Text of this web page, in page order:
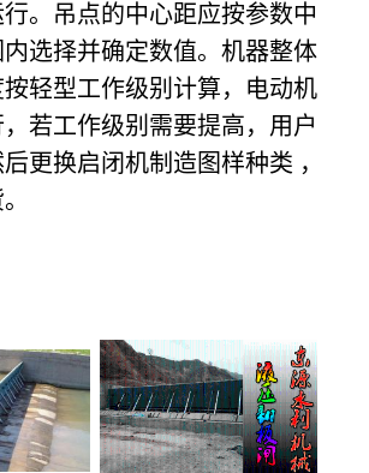
。吊点的中心距应按参数中
选择并确定数值。机器整体
轻型工作级别计算，电动机
若工作级别需要提高，用户
更换启闭机制造图样种类 ，